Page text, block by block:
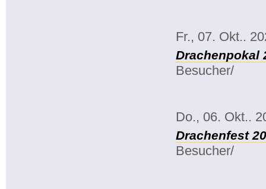
Fr., 07. Okt..
Drachenpokal
Besucher/
Do., 06. Okt..
Drachenfest
Besucher/